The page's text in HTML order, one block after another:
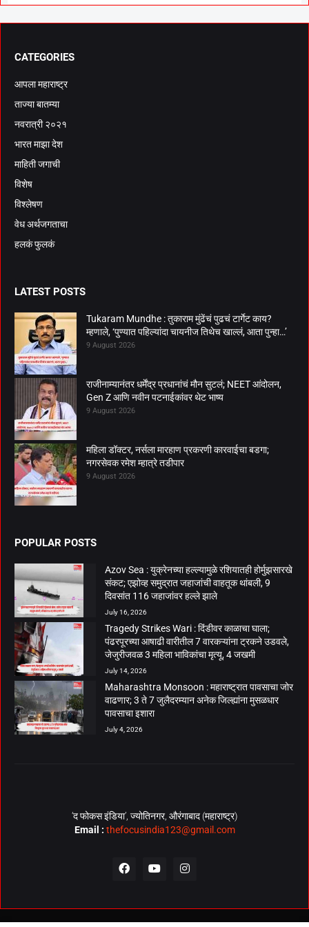
CATEGORIES
आपला महाराष्ट्र
ताज्या बातम्या
नवरात्री २०२१
भारत माझा देश
माहिती जगाची
विशेष
विश्लेषण
वेध अर्थजगताचा
हलकं फुलकं
LATEST POSTS
Tukaram Mundhe : तुकाराम मुंढेंचं पुढचं टार्गेट काय?
म्हणाले, ‘पुण्यात पहिल्यांदा चायनीज तिथेच खाल्लं, आता पुन्हा…’
9 August 2026
राजीनाम्यानंतर धर्मेंद्र प्रधानांचं मौन सुटलं; NEET आंदोलन,
Gen Z आणि नवीन पटनाईकांवर थेट भाष्य
9 August 2026
महिला डॉक्टर, नर्सला मारहाण प्रकरणी कारवाईचा बडगा;
नगरसेवक रमेश म्हात्रे तडीपार
9 August 2026
POPULAR POSTS
Azov Sea : युक्रेनच्या हल्ल्यामुळे रशियातही होर्मुझसारखे
संकट; एझोव्ह समुद्रात जहाजांची वाहतूक थांबली, 9
दिवसांत 116 जहाजांवर हल्ले झाले
July 16, 2026
Tragedy Strikes Wari : दिंडीवर काळाचा घाला;
पंढरपूरच्या आषाढी वारीतील 7 वारकऱ्यांना ट्रकने उडवले,
जेजुरीजवळ 3 महिला भाविकांचा मृत्यू, 4 जखमी
July 14, 2026
Maharashtra Monsoon : महाराष्ट्रात पावसाचा जोर
वाढणार; 3 ते 7 जुलैदरम्यान अनेक जिल्ह्यांना मुसळधार
पावसाचा इशारा
July 4, 2026
‘द फोकस इंडिया’, ज्योतिनगर, औरंगाबाद (महाराष्ट्र)
Email : thefocusindia123@gmail.com